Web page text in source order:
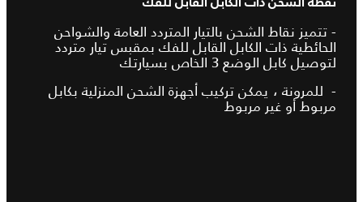
نقطة الشحن ذات الكابل القابل للفك
- تتميز نقاط الشحن بالتيار المتردد العامة والشواحن
الحائطية ذات الكابل القابل للفك بمقبس تيار متردد
لتوصيل كابل الوضع 3 الخاص بسيارتك
- للمرونة ، يمكن تركيب أجهزة الشحن المنزلية بكابل
مربوط أو غير مربوط